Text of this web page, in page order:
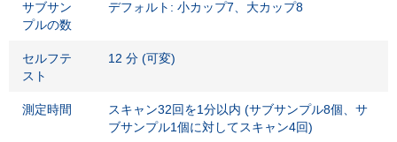
サブサン
プルの数
デフォルト: 小カップ7、大カップ8
セルフテ
スト
12 分 (可変)
測定時間
スキャン32回を1分以内 (サブサンプル8個、サ
ブサンプル1個に対してスキャン4回)